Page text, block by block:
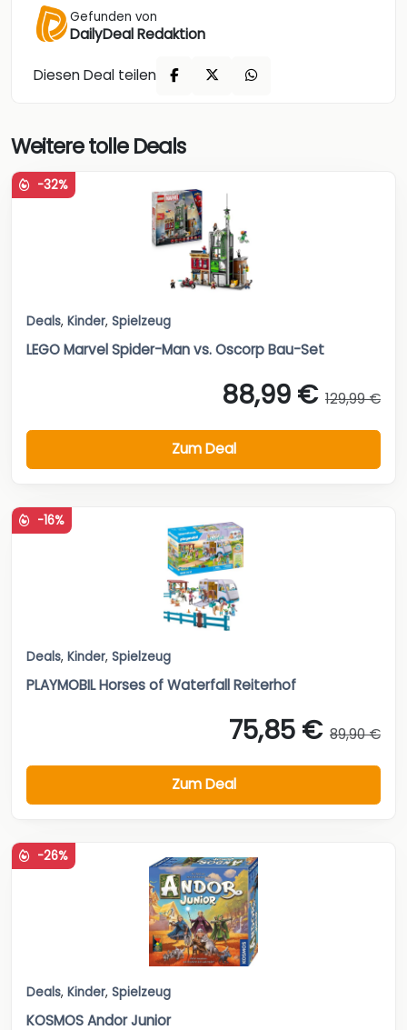
Gefunden von
DailyDeal Redaktion
Diesen Deal teilen
Weitere tolle Deals
-32%
Deals, Kinder, Spielzeug
LEGO Marvel Spider-Man vs. Oscorp Bau-Set
88,99 € 129,99 €
Zum Deal
-16%
Deals, Kinder, Spielzeug
PLAYMOBIL Horses of Waterfall Reiterhof
75,85 € 89,90 €
Zum Deal
-26%
Deals, Kinder, Spielzeug
KOSMOS Andor Junior